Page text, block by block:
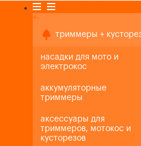
+-
триммеры +
насадки для мото и
электрокос
аккумуляторные
триммеры
аксессуары для
триммеров, мотокос и
кусторезов